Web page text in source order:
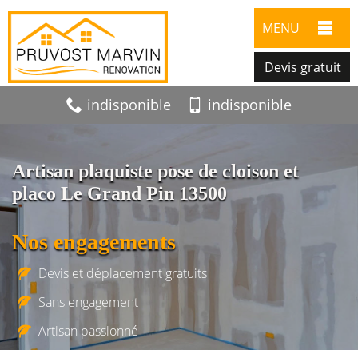
MENU
Devis gratuit
indisponible indisponible
Artisan plaquiste pose de cloison et
placo Le Grand Pin 13500
Nos engagements
Devis et déplacement gratuits
Sans engagement
Artisan passionné